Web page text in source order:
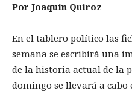
Por Joaquín Quiroz
En el tablero político las
semana se escribirá una
de la historia actual de la
domingo se llevará a cabo